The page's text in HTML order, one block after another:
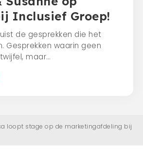
Inclusief Groep!
de gesprekken die het
Gesprekken waarin geen
maar…
loopt stage op de marketingafdeling bij